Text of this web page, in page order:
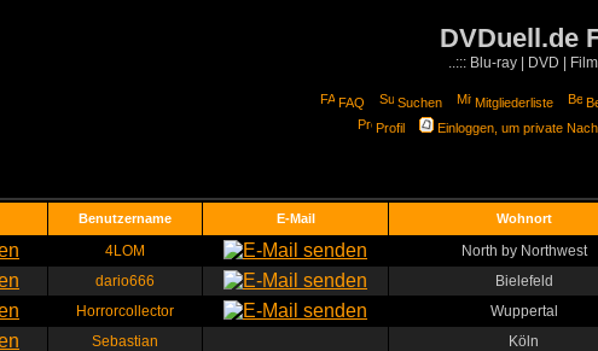
DVDuell.de
..::: Blu-ray | DVD |
FAQ Suchen Mitgliederliste
Profil
Einloggen, um private
Benutzername E-Mail Wohnort
4LOM North by Northwest
dario666 Bielefeld
Horrorcollector Wuppertal
Sebastian Köln